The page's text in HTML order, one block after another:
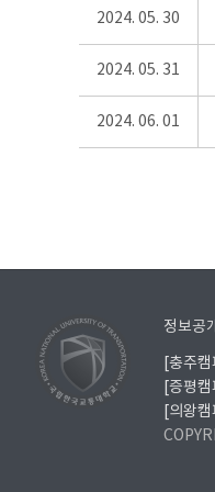
2024. 05. 30
2024. 05. 31
2024. 06. 01
정보공
[충주캠
[증평캠
[의왕캠